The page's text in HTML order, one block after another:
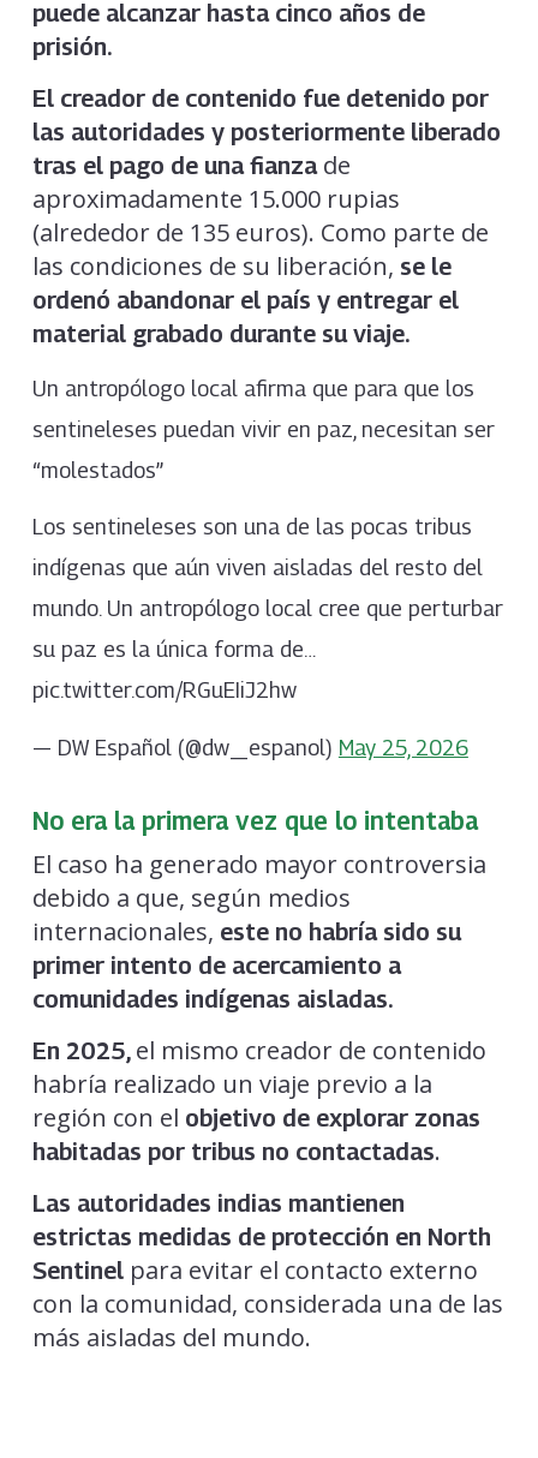
puede alcanzar hasta cinco años de
prisión.
El creador de contenido fue detenido por
las autoridades y posteriormente liberado
tras el pago de una fianza de
aproximadamente 15.000 rupias
(alrededor de 135 euros). Como parte de
las condiciones de su liberación, se le
ordenó abandonar el país y entregar el
material grabado durante su viaje.
Un antropólogo local afirma que para que los
sentineleses puedan vivir en paz, necesitan ser
“molestados”
Los sentineleses son una de las pocas tribus
indígenas que aún viven aisladas del resto del
mundo. Un antropólogo local cree que perturbar
su paz es la única forma de…
pic.twitter.com/RGuEIiJ2hw
— DW Español (@dw_espanol) May 25, 2026
No era la primera vez que lo intentaba
El caso ha generado mayor controversia
debido a que, según medios
internacionales, este no habría sido su
primer intento de acercamiento a
comunidades indígenas aisladas.
En 2025, el mismo creador de contenido
habría realizado un viaje previo a la
región con el objetivo de explorar zonas
habitadas por tribus no contactadas.
Las autoridades indias mantienen
estrictas medidas de protección en North
Sentinel para evitar el contacto externo
con la comunidad, considerada una de las
más aisladas del mundo.